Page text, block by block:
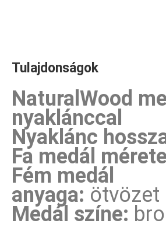
Tulajdonságok
NaturalWood
nyaklánccal
Nyaklánc
Fa medál
Fém medál
anyaga: ötvözet
Medál színe: